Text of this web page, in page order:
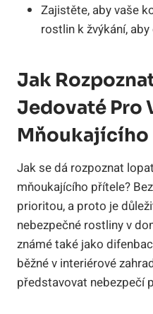
Zajistěte, aby vaše
rostlin k žvýkání,
Jak
Jedovaté Pro
Mňoukajícího
Jak se dá rozpoznat
mňoukajícího přítele?
prioritou, a proto je
nebezpečné rostliny v
známé také jako
běžné v interiérové
představovat nebezpečí